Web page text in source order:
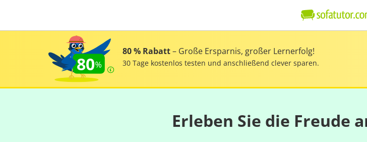
80
80 % Rabatt– Große Ersparnis, großer Lernerfolg!
30 Tage kostenlos testen und anschließend clever sparen.
Erleben Sie die Freude